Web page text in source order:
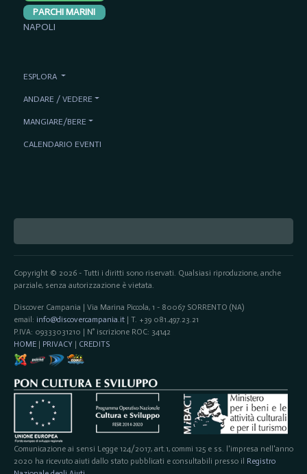
Copyright © 2026 - Tutti i diritti sono riservati. Qualsiasi riproduzione, anche
parziale, senza autorizzazione è vietata.
Discover Campania | Via Marina Piccola, 1 - 80067 SORRENTO (NA)
email: info@discovercampania.it| T. +39 081.497.23.21
P.IVA: 09333031210 | N° iscrizione ROC: 34142
HOME| PRIVACY | CREDITS
Comunicazione ai sensi Legge 124/2017, art.1, commi 125 e ss. l'impresa nell'anno
2020 ha ricevuto aiuti dallo stato pubblicati e consultabili presso il Registro
PARCHI MARINI
NAPOLI
ESPLORA
ANDARE / VEDERE
MANGIARE/BERE
CALENDARIO EVENTI